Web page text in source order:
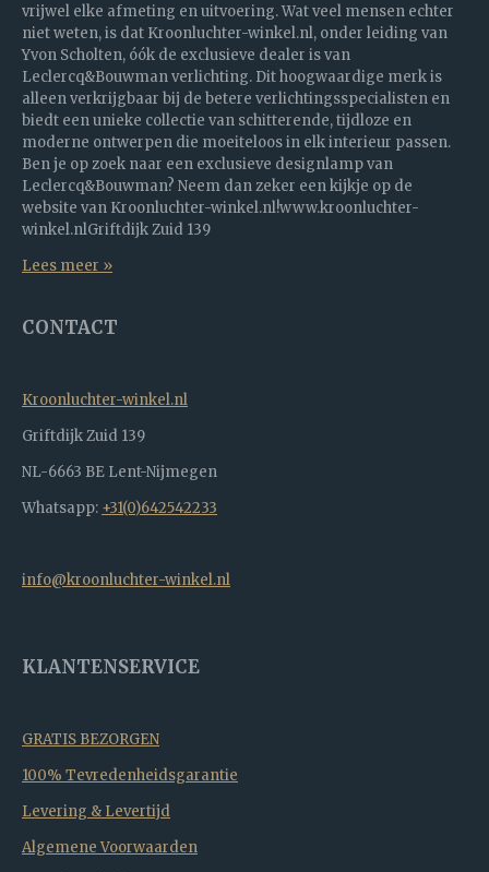
vrijwel elke afmeting en uitvoering. Wat veel mensen echter
niet weten, is dat Kroonluchter-winkel.nl, onder leiding van
Yvon Scholten, óók de exclusieve dealer is van
Leclercq&Bouwman verlichting. Dit hoogwaardige merk is
alleen verkrijgbaar bij de betere verlichtingsspecialisten en
biedt een unieke collectie van schitterende, tijdloze en
moderne ontwerpen die moeiteloos in elk interieur passen.
Ben je op zoek naar een exclusieve designlamp van
Leclercq&Bouwman? Neem dan zeker een kijkje op de
website van Kroonluchter-winkel.nl!www.kroonluchter-
winkel.nlGriftdijk Zuid 139
Lees meer »
CONTACT
Kroonluchter-winkel.nl
Griftdijk Zuid 139
NL-6663 BE Lent-Nijmegen
Whatsapp: +31(0)642542233
info@kroonluchter-winkel.nl
KLANTENSERVICE
GRATIS BEZORGEN
100% Tevredenheidsgarantie
Levering & Levertijd
Algemene Voorwaarden